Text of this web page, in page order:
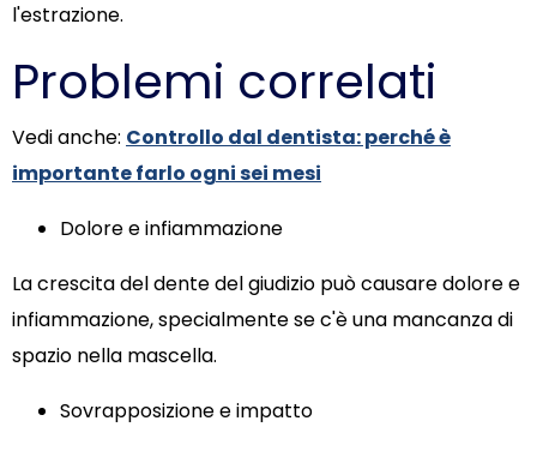
l'estrazione.
Problemi correlati
Vedi anche: Controllo dal dentista: perché è
importante farlo ogni sei mesi
Dolore e infiammazione
La crescita del dente del giudizio può causare dolore e
infiammazione, specialmente se c'è una mancanza di
spazio nella mascella.
Sovrapposizione e impatto